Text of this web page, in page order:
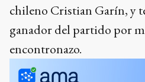
chileno Cristian Garín, y
ganador del partido por
encontronazo.